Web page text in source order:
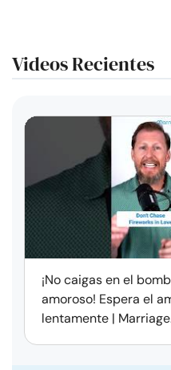
Videos Recientes
¡No caigas en el
amoroso! Espera el
lentamente |